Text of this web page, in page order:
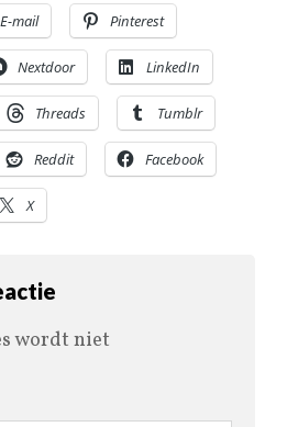
E-mail Pinterest
Nextdoor LinkedIn
Threads Tumblr
Reddit Facebook
X
wordt niet